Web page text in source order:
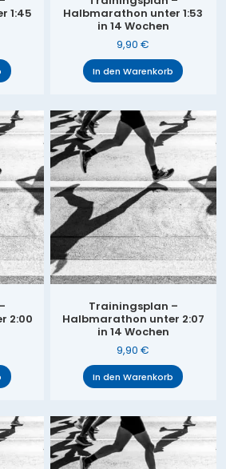
1:45
Halbmarathon unter 1:53
in 14 Wochen
9,90€
In den Warenkorb
2:00
Trainingsplan –
Halbmarathon unter 2:07
in 14 Wochen
9,90€
In den Warenkorb